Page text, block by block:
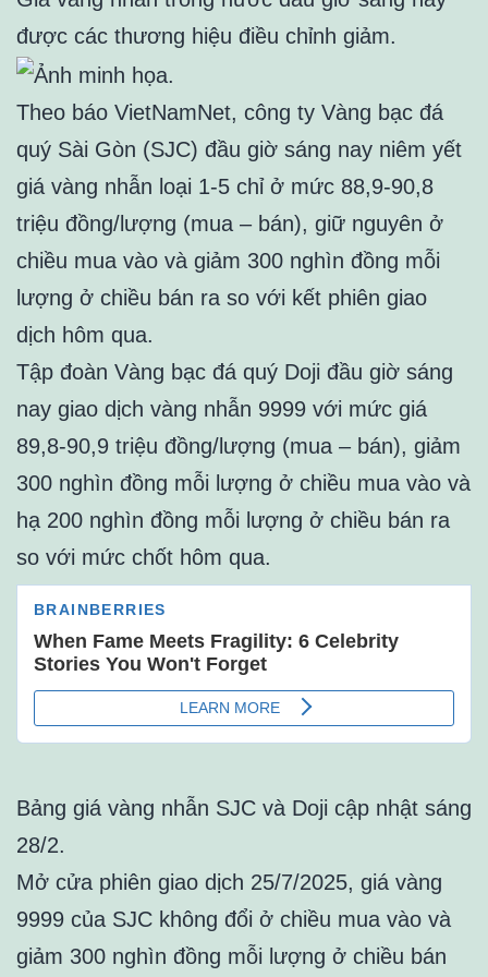
được các thương hiệu điều chỉnh giảm.
Theo báo VietNamNet, công ty Vàng bạc đá
quý Sài Gòn (SJC) đầu giờ sáng nay niêm yết
giá vàng nhẫn loại 1-5 chỉ ở mức 88,9-90,8
triệu đồng/lượng (mua – bán), giữ nguyên ở
chiều mua vào và giảm 300 nghìn đồng mỗi
lượng ở chiều bán ra so với kết phiên giao
dịch hôm qua.
Tập đoàn Vàng bạc đá quý Doji đầu giờ sáng
nay giao dịch vàng nhẫn 9999 với mức giá
89,8-90,9 triệu đồng/lượng (mua – bán), giảm
300 nghìn đồng mỗi lượng ở chiều mua vào và
hạ 200 nghìn đồng mỗi lượng ở chiều bán ra
so với mức chốt hôm qua.
Bảng giá vàng nhẫn SJC và Doji cập nhật sáng
28/2.
Mở cửa phiên giao dịch 25/7/2025, giá vàng
9999 của SJC không đổi ở chiều mua vào và
giảm 300 nghìn đồng mỗi lượng ở chiều bán